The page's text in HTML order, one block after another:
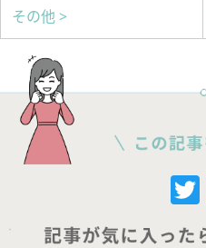
その他 >